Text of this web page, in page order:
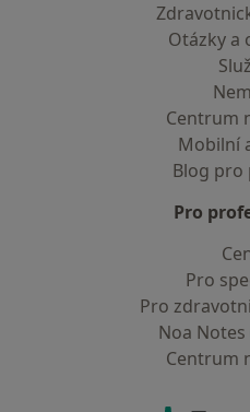
Otázky a
Centrum
Mobilní
Blog pro
Pro
Pro
Pro
Noa Notes
Centrum